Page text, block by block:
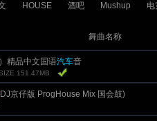
HOUSE 酒吧 Mushup 电
舞曲名称
精品中文国语汽车音
151.47MB
京仔版 ProgHouse Mix 国会鼓)